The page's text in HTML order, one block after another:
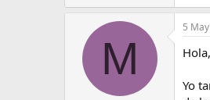
M
5
Yo